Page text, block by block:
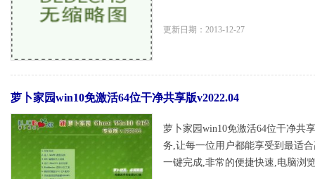
更新日期：2013-12-27
萝卜家园win10免激活64位干净共享版v2022.04
萝卜家园win10免激活64位干净共
务,让每一位用户都能享受到最适
一键完成,非常的便捷快速,电脑浏